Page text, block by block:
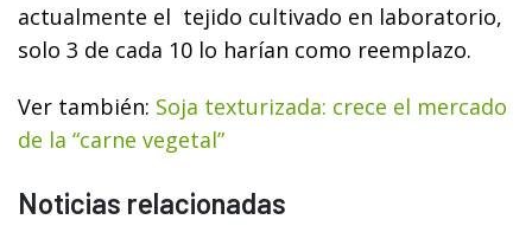
actualmente el tejido cultivado en laboratorio,
solo 3 de cada 10 lo harían como reemplazo.
Ver también: Soja texturizada: crece el mercado
de la “carne vegetal”
Noticias relacionadas